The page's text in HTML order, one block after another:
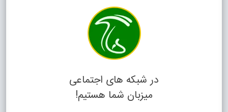
در شبکه های اجتماعی
میزبان شما هستیم!